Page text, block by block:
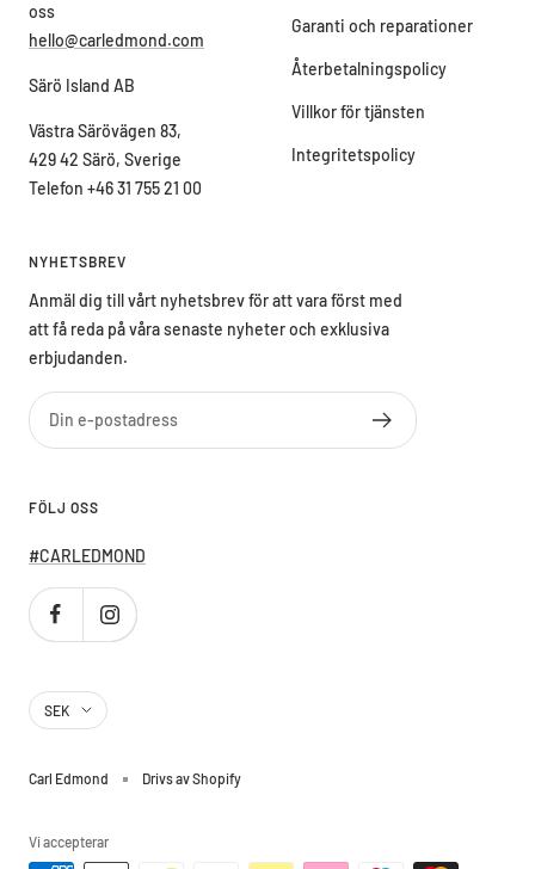
oss
hello@carledmond.com
Särö Island AB
Västra Särövägen 83,
429 42 Särö, Sverige
Telefon +46 31 755 21 00
Garanti och reparationer
Återbetalningspolicy
Villkor för tjänsten
Integritetspolicy
NYHETSBREV
Anmäl dig till vårt nyhetsbrev för att vara först med
att få reda på våra senaste nyheter och exklusiva
erbjudanden.
Din e-postadress
FÖLJ OSS
#CARLEDMOND
Country/region
SEK
Carl Edmond Drivs av Shopify
Vi accepterar